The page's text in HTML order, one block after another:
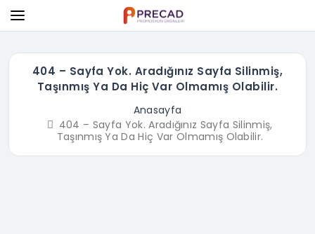
404 – Sayfa Yok. Aradığınız Sayfa Silinmiş,
Taşınmış Ya Da Hiç Var Olmamış Olabilir.
Anasayfa
404 – Sayfa Yok. Aradığınız Sayfa Silinmiş,
Taşınmış Ya Da Hiç Var Olmamış Olabilir.